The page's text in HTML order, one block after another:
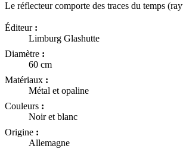
Le réflecteur comporte des traces du temps
Éditeur :
Limburg Glashutte
Diamètre :
60 cm
Matériaux :
Métal et opaline
Couleurs :
Noir et blanc
Origine :
Allemagne